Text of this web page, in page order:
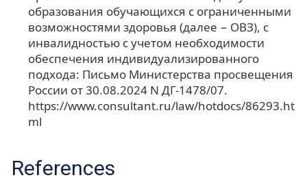
образования обучающихся с ограниченными
возможностями здоровья (далее − ОВЗ), с
инвалидностью с учетом необходимости
обеспечения индивидуализированного
подхода: Письмо Министерства просвещения
России от 30.08.2024 N ДГ-1478/07.
https://www.consultant.ru/law/hotdocs/86293.ht
ml
References